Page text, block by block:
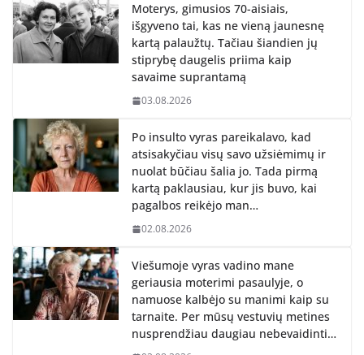
Moterys, gimusios 70-aisiais,
išgyveno tai, kas ne vieną jaunesnę
kartą palaužtų. Tačiau šiandien jų
stiprybę daugelis priima kaip
savaime suprantamą
03.08.2026
Po insulto vyras pareikalavo, kad
atsisakyčiau visų savo užsiėmimų ir
nuolat būčiau šalia jo. Tada pirmą
kartą paklausiau, kur jis buvo, kai
pagalbos reikėjo man…
02.08.2026
Viešumoje vyras vadino mane
geriausia moterimi pasaulyje, o
namuose kalbėjo su manimi kaip su
tarnaite. Per mūsų vestuvių metines
nusprendžiau daugiau nebevaidinti…